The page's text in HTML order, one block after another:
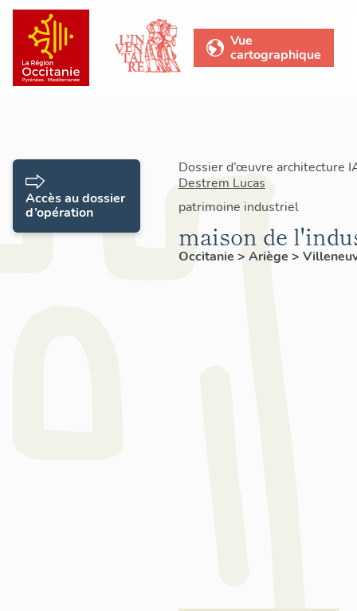
Vue
cartographique
Dossier d’œuvre architecture
Destrem Lucas
patrimoine industriel
maison de
Occitanie > Ariège >
Accès au dossier
d’opération